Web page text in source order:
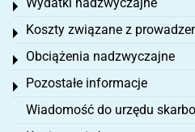
Toggle menu
Koszty związane z
Toggle menu
Obciążenia nadzwyczajne
Toggle menu
Pozostałe informacje
Toggle menu
Wiadomość do urzędu